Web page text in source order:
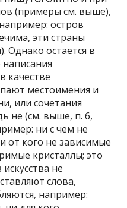
(примеры см. выше),
остров
эти страны
Однако остается в
качестве
местоимения и
или сочетания
не (см. выше, п. 6,
ни с чем не
от кого не зависимые
кристаллы; это
не
слова,
например: